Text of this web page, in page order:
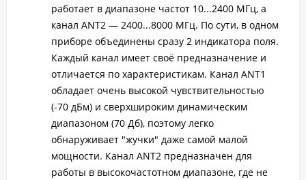
работает в диапазоне частот 10...2400 МГц, а
канал ANT2 — 2400...8000 МГц. По сути, в одном
приборе объединены сразу 2 индикатора поля.
Каждый канал имеет своё предназначение и
отличается по характеристикам. Канал ANT1
обладает очень высокой чувствительностью
(-70 дБм) и сверхшироким динамическим
диапазоном (70 Дб), поэтому легко
обнаруживает "жучки" даже самой малой
мощности. Канал ANT2 предназначен для
работы в высокочастотном диапазоне, где не